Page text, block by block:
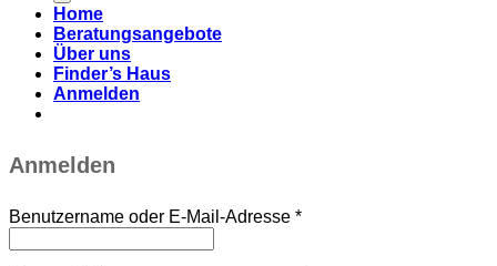
Home
Beratungsangebote
Über uns
Finder’s Haus
Anmelden
Anmelden
Benutzername oder E-Mail-Adresse *